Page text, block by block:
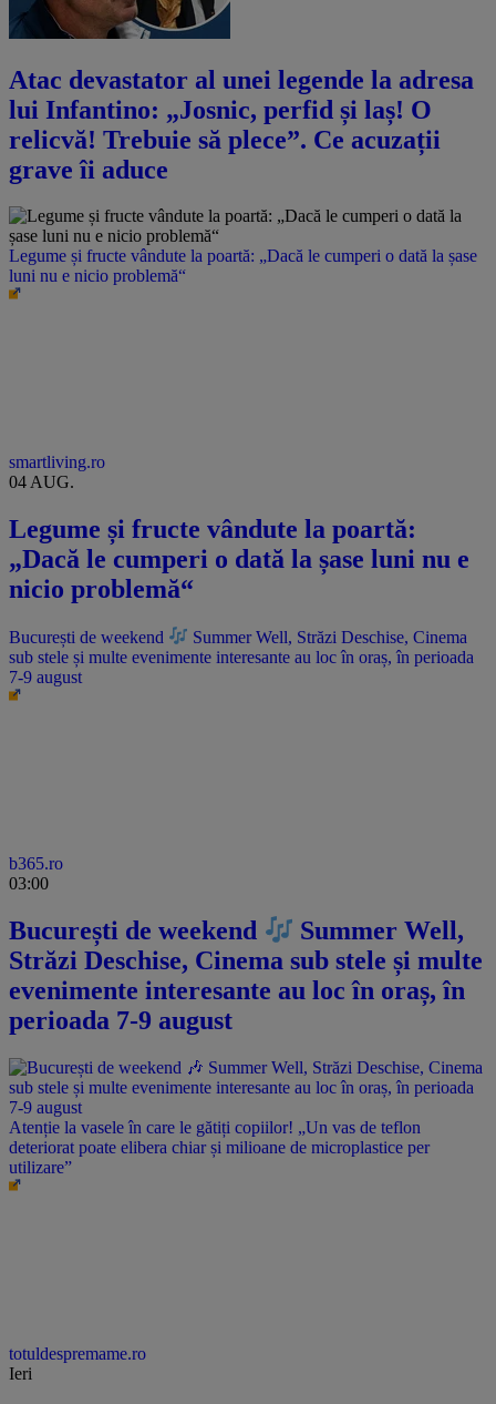
Atac devastator al unei legende la adresa
lui Infantino: „Josnic, perfid și laș! O
relicvă! Trebuie să plece”. Ce acuzații
grave îi aduce
Legume și fructe vândute la poartă: „Dacă le cumperi o dată la șase
luni nu e nicio problemă“
smartliving.ro
04 AUG.
Legume și fructe vândute la poartă:
„Dacă le cumperi o dată la șase luni nu e
nicio problemă“
București de weekend
Summer Well, Străzi Deschise, Cinema
sub stele și multe evenimente interesante au loc în oraș, în perioada
7-9 august
b365.ro
03:00
București de weekend
Summer Well,
Străzi Deschise, Cinema sub stele și multe
evenimente interesante au loc în oraș, în
perioada 7-9 august
Atenție la vasele în care le gătiți copiilor! „Un vas de teflon
deteriorat poate elibera chiar și milioane de microplastice per
utilizare”
totuldespremame.ro
Ieri